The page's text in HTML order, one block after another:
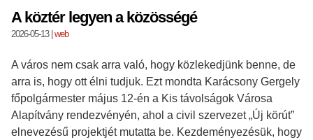
A köztér legyen a közösségé
2026-05-13| web
A város nem csak arra való, hogy közlekedjünk benne, de
arra is, hogy ott élni tudjuk. Ezt mondta Karácsony Gergely
főpolgármester május 12-én a Kis távolságok Városa
Alapítvány rendezvényén, ahol a civil szervezet „Új körút”
elnevezésű projektjét mutatta be. Kezdeményezésük, hogy